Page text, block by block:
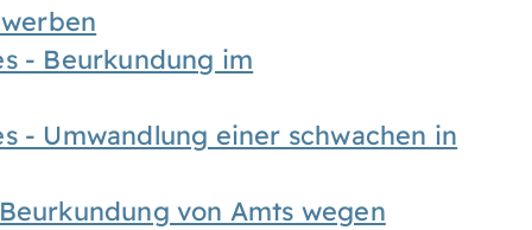
- Beurkundung im
- Umwandlung einer schwachen in
von Amts wegen